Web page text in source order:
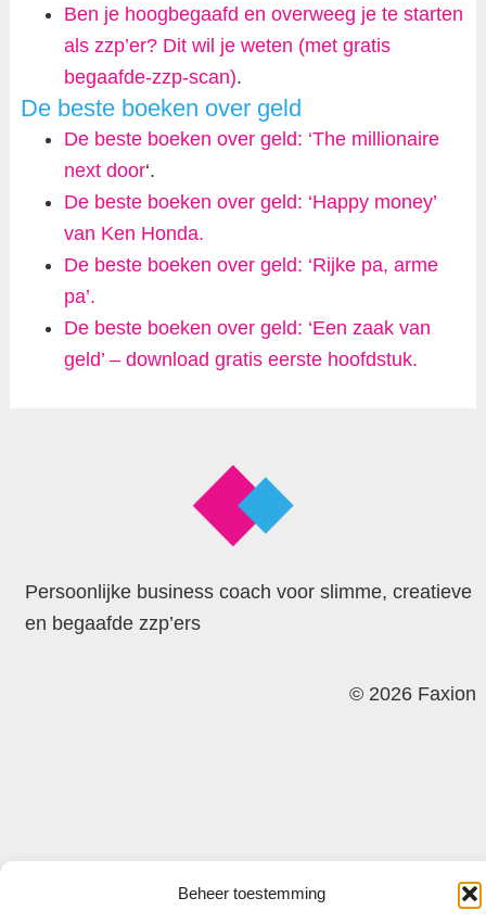
Beheer toestemming
Ben je hoogbegaafd en overweeg je te starten
als zzp’er? Dit wil je weten (met gratis
begaafde-zzp-scan).
De beste boeken over geld
De beste boeken over geld: ‘The millionaire
next door‘.
De beste boeken over geld: ‘Happy money’
van Ken Honda.
De beste boeken over geld: ‘Rijke pa, arme
pa’.
De beste boeken over geld: ‘Een zaak van
geld’ – download gratis eerste hoofdstuk.
Persoonlijke business coach voor slimme, creatieve
en begaafde zzp’ers
© 2026 Faxion